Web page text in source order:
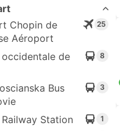
Chopin de
Aéroport
25
de
8
Bus
3
Station 1